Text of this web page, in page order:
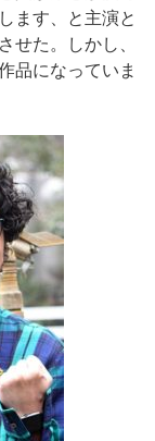
ます、と主演と
せた。しかし、
品になっていま